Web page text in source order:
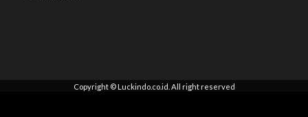
Copyright © Luckindo.co.id. All right reserved